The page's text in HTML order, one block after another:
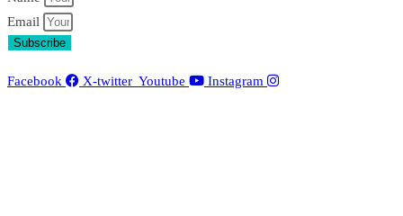
Email
Subscribe
Facebook X-twitter Youtube Instagram